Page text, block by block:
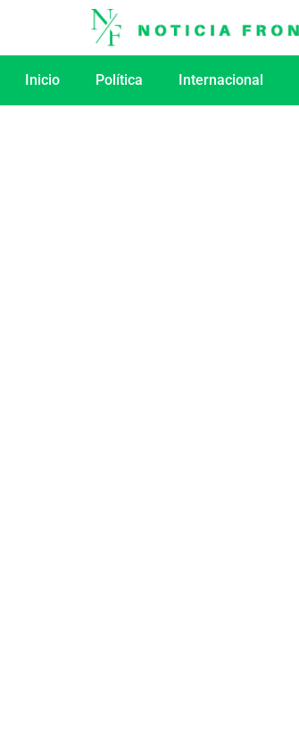
contenido
Inicio Política Internacional